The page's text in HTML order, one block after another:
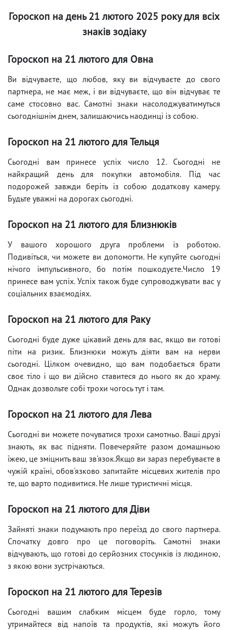
Гороскоп на день 21 лютого 2025 року для всіх
знаків зодіаку
Гороскоп на 21 лютого для Овна
Ви відчуваєте, що любов, яку ви відчуваєте до свого
партнера, не має меж, і ви відчуваєте, що він відчуває те
саме стосовно вас. Самотні знаки насолоджуватимуться
сьогоднішнім днем, залишаючись наодинці із собою.
Гороскоп на 21 лютого для Тельця
Сьогодні вам принесе успіх число 12. Сьогодні не
найкращий день для покупки автомобіля. Під час
подорожей завжди беріть із собою додаткову камеру.
Будьте уважні на дорогах сьогодні.
Гороскоп на 21 лютого для Близнюків
У вашого хорошого друга проблеми із роботою.
Подивіться, чи можете ви допомогти. Не купуйте сьогодні
нічого імпульсивного, бо потім пошкодуєте.Число 19
принесе вам успіх. Успіх також буде супроводжувати вас у
соціальних взаємодіях.
Гороскоп на 21 лютого для Раку
Сьогодні буде дуже цікавий день для вас, якщо ви готові
піти на ризик. Близнюки можуть діяти вам на нерви
сьогодні. Цілком очевидно, що вам подобається брати
своє тіло і що ви дійсно ставитеся до нього як до храму.
Однак дозвольте собі трохи чогось тут і там.
Гороскоп на 21 лютого для Лева
Сьогодні ви можете почуватися трохи самотньо. Ваші друзі
знають, як вас підняти. Повечеряйте разом домашньою
їжею, це зміцнить ваш зв'язок.Якщо ви зараз перебуваєте в
чужій країні, обов'язково запитайте місцевих жителів про
те, що варто подивитися. Не лише туристичні місця.
Гороскоп на 21 лютого для Діви
Зайняті знаки подумають про переїзд до свого партнера.
Спочатку довго про це поговоріть. Самотні знаки
відчувають, що готові до серйозних стосунків із людиною,
з якою вони зустрічаються.
Гороскоп на 21 лютого для Терезів
Сьогодні вашим слабким місцем буде горло, тому
утримайтеся від напоїв та продуктів, які можуть його